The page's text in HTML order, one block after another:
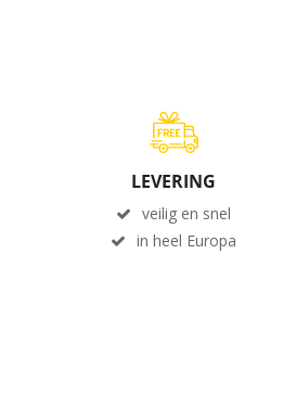
LEVERING
veilig en snel
in heel Europa